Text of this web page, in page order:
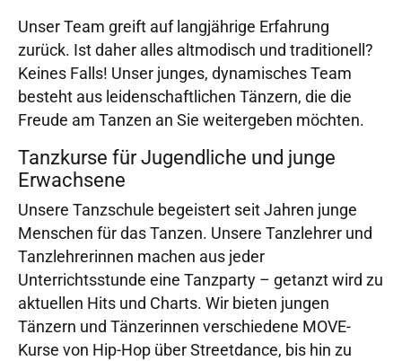
Unser Team greift auf langjährige Erfahrung
zurück. Ist daher alles altmodisch und traditionell?
Keines Falls! Unser junges, dynamisches Team
besteht aus leidenschaftlichen Tänzern, die die
Freude am Tanzen an Sie weitergeben möchten.
Tanzkurse für Jugendliche und junge
Erwachsene
Unsere Tanzschule begeistert seit Jahren junge
Menschen für das Tanzen. Unsere Tanzlehrer und
Tanzlehrerinnen machen aus jeder
Unterrichtsstunde eine Tanzparty – getanzt wird zu
aktuellen Hits und Charts. Wir bieten jungen
Tänzern und Tänzerinnen verschiedene MOVE-
Kurse von Hip-Hop über Streetdance, bis hin zu